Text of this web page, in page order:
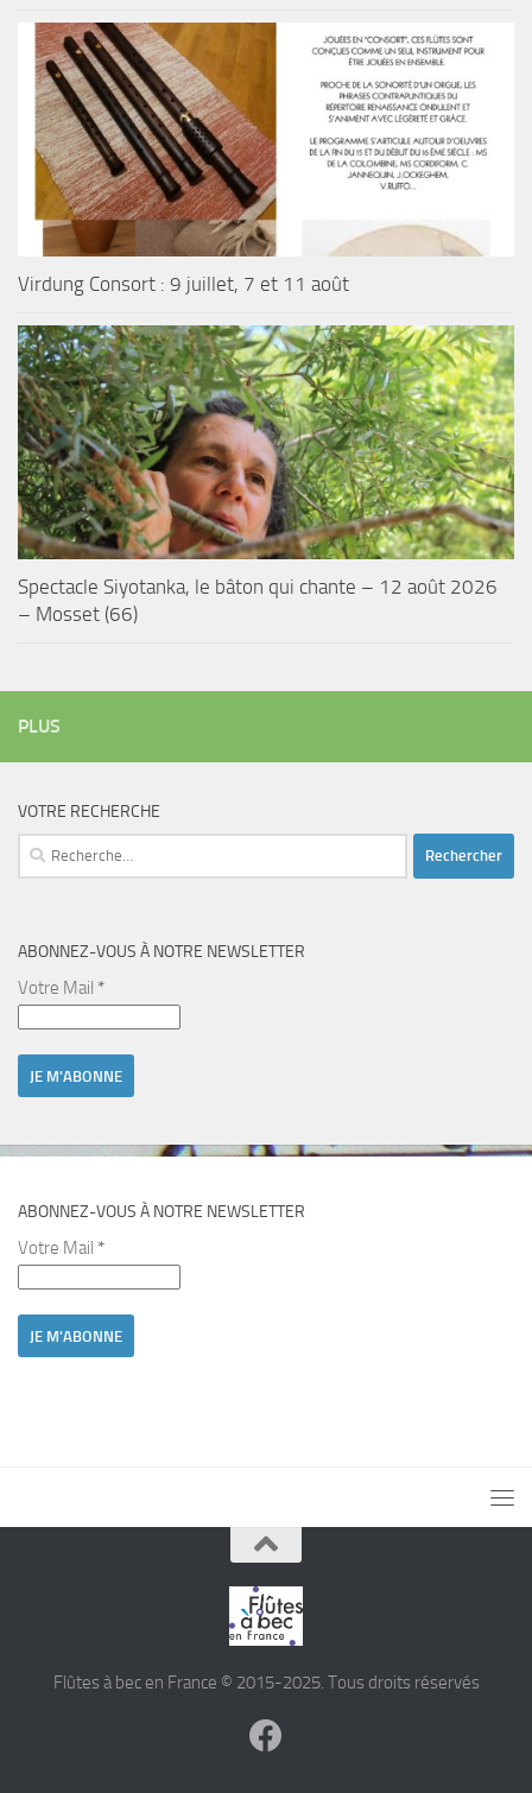
Virdung Consort : 9 juillet, 7 et 11 août
Spectacle Siyotanka, le bâton qui chante – 12 août 2026
– Mosset (66)
PLUS
VOTRE RECHERCHE
Rechercher :
ABONNEZ-VOUS À NOTRE NEWSLETTER
Votre Mail *
ABONNEZ-VOUS À NOTRE NEWSLETTER
Votre Mail *
Flûtes à bec en France © 2015-2025. Tous droits réservés